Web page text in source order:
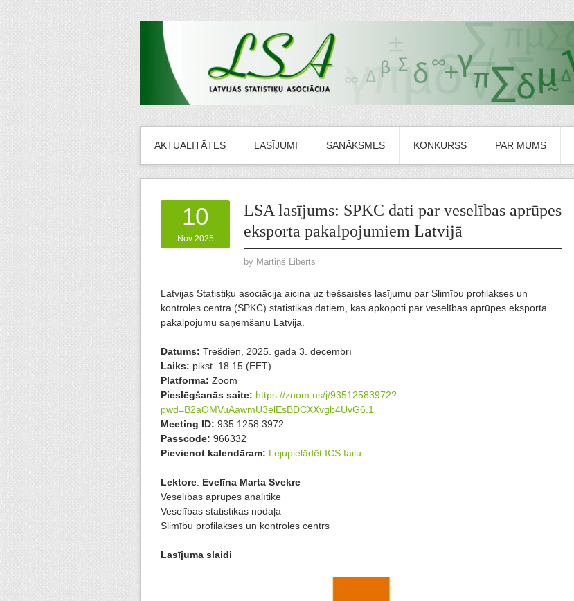
AKTUALITĀTES LASĪJUMI SANĀKSMES KONKURSS PAR MUMS
10
Nov 2025
LSA lasījums: SPKC dati par veselības aprūpes
eksporta pakalpojumiem Latvijā
by Mārtiņš Liberts
Latvijas Statistiķu asociācija aicina uz tiešsaistes lasījumu par Slimību profilakses un
kontroles centra (SPKC) statistikas datiem, kas apkopoti par veselības aprūpes eksporta
pakalpojumu saņemšanu Latvijā.
Datums: Trešdien, 2025. gada 3. decembrī
Laiks: plkst. 18.15 (EET)
Platforma: Zoom
Pieslēgšanās saite: https://zoom.us/j/93512583972?
pwd=B2aOMVuAawmU3elEsBDCXXvgb4UvG6.1
Meeting ID: 935 1258 3972
Passcode: 966332
Pievienot kalendāram: Lejupielādēt ICS failu
Lektore: Evelīna Marta Svekre
Veselības aprūpes analītiķe
Veselības statistikas nodaļa
Slimību profilakses un kontroles centrs
Lasījuma slaidi